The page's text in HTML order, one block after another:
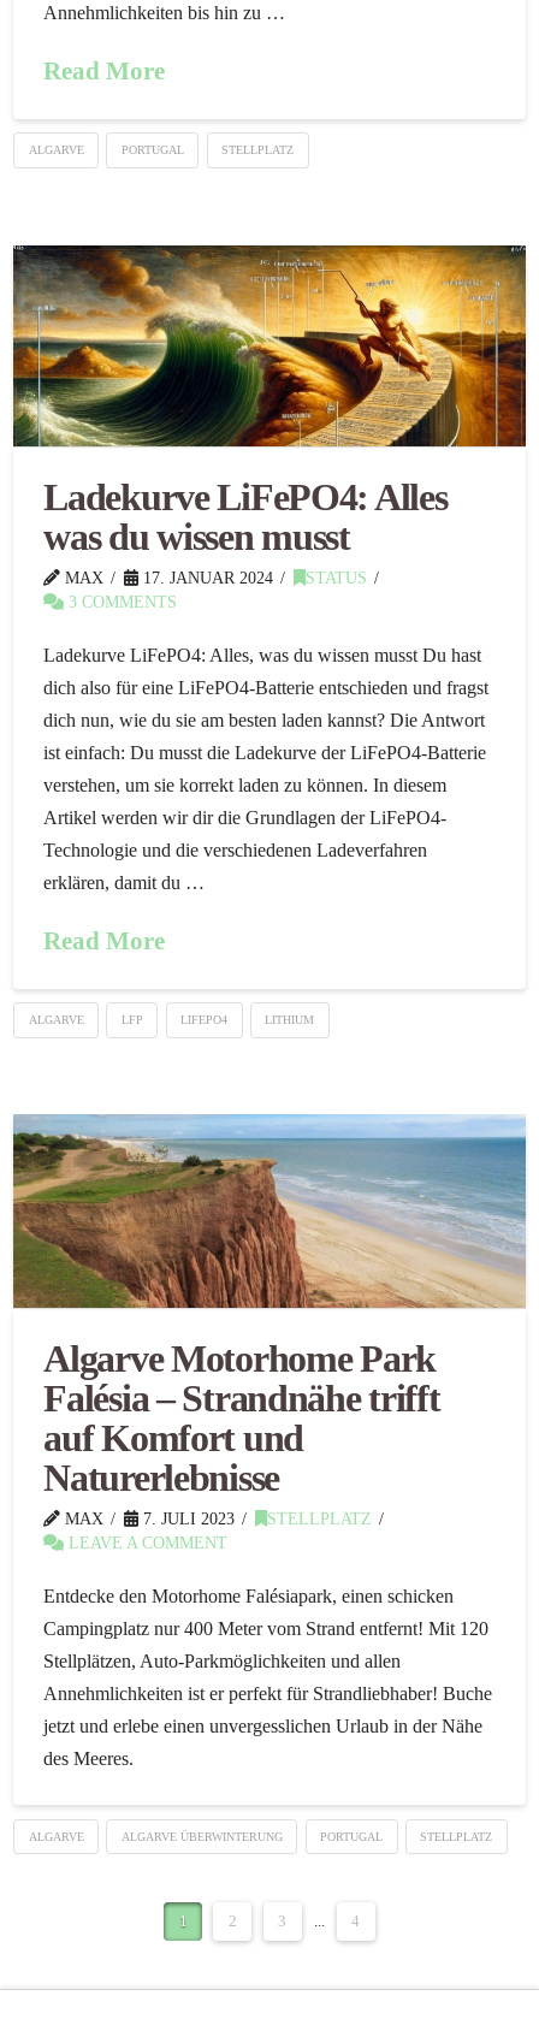
Annehmlichkeiten bis hin zu …
Read More
ALGARVE PORTUGAL STELLPLATZ
Ladekurve LiFePO4: Alles
was du wissen musst
MAX 17. JANUAR 2024
STATUS
3 COMMENTS
Ladekurve LiFePO4: Alles, was du wissen musst Du hast
dich also für eine LiFePO4-Batterie entschieden und fragst
dich nun, wie du sie am besten laden kannst? Die Antwort
ist einfach: Du musst die Ladekurve der LiFePO4-Batterie
verstehen, um sie korrekt laden zu können. In diesem
Artikel werden wir dir die Grundlagen der LiFePO4-
Technologie und die verschiedenen Ladeverfahren
erklären, damit du …
Read More
ALGARVE LFP LIFEPO4 LITHIUM
Algarve Motorhome Park
Falésia – Strandnähe trifft
auf Komfort und
Naturerlebnisse
MAX 7. JULI 2023
STELLPLATZ
LEAVE A COMMENT
Entdecke den Motorhome Falésiapark, einen schicken
Campingplatz nur 400 Meter vom Strand entfernt! Mit 120
Stellplätzen, Auto-Parkmöglichkeiten und allen
Annehmlichkeiten ist er perfekt für Strandliebhaber! Buche
jetzt und erlebe einen unvergesslichen Urlaub in der Nähe
des Meeres.
ALGARVE ALGARVE ÜBERWINTERUNG PORTUGAL STELLPLATZ
1 2 3 ... 4